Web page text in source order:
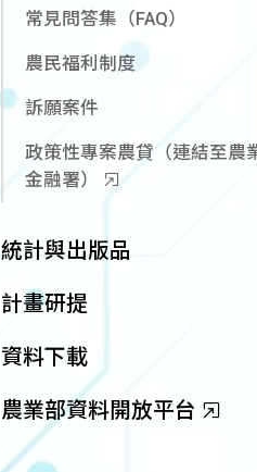
常見問答集（FAQ）
農民福利制度
訴願案件
政策性專案農貸（連結至農
金融署）
統計與出版品
計畫研提
資料下載
農業部資料開放平台